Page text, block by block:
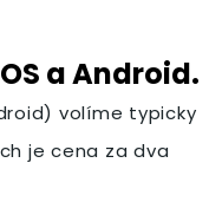
a Android.
volíme typicky
je cena za dva